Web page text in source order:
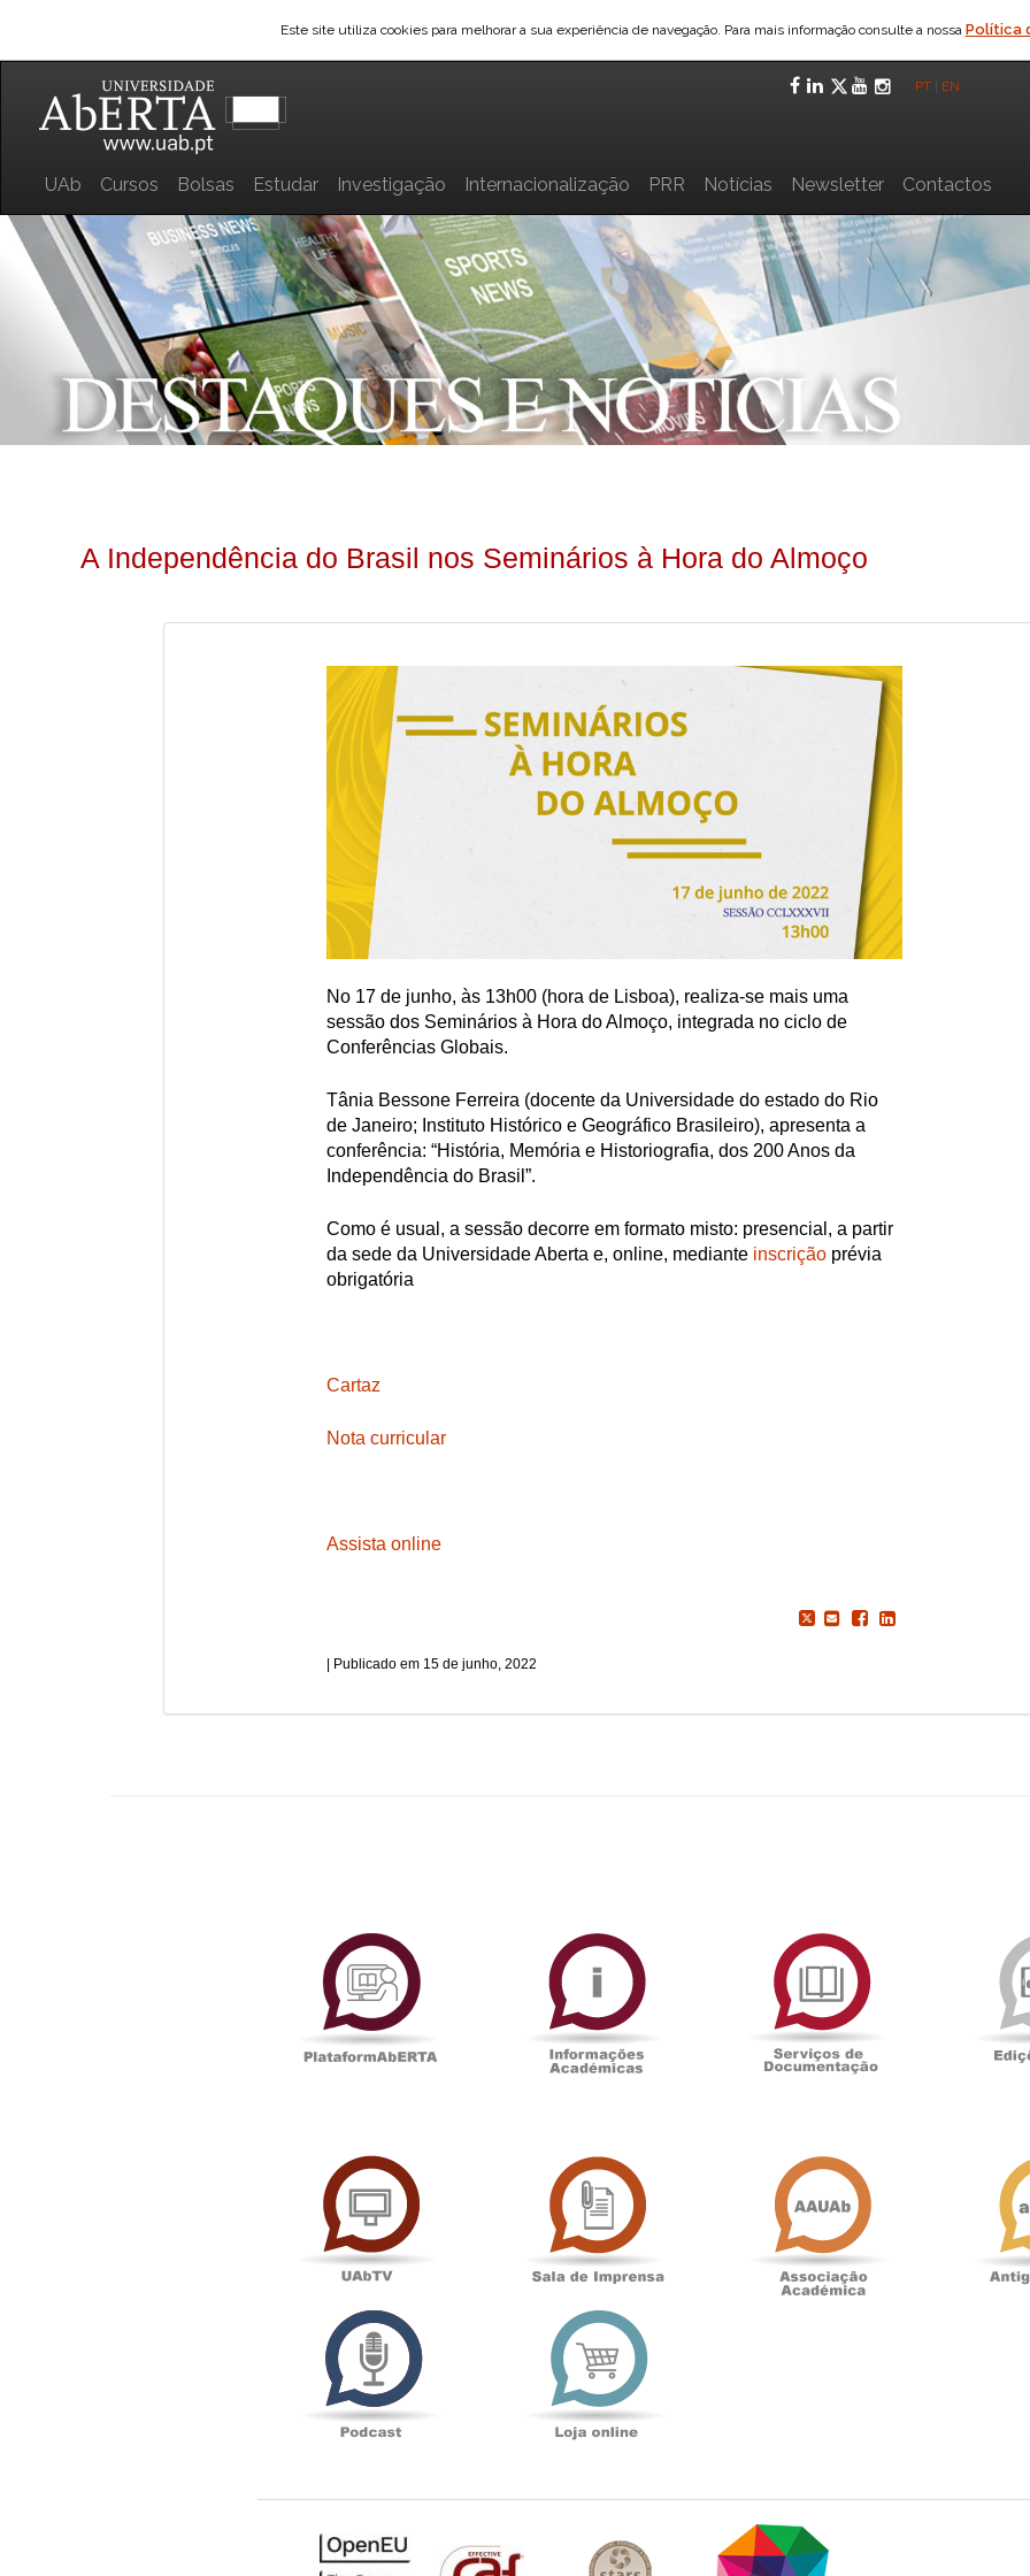
Este site utiliza cookies para melhorar a sua experiência de navegação. Para mais informação consulte a nossa Política
Facebook
LinkedIn
Twitter
YouTube
PT EN
UAb Cursos Bolsas Estudar Investigação Internacionalização PRR Notícias Newsletter Contactos
A Independência do Brasil nos Seminários à Hora do Almoço
No 17 de junho, às 13h00 (hora de Lisboa), realiza-se mais uma
sessão dos Seminários à Hora do Almoço, integrada no ciclo de
Conferências Globais.
Tânia Bessone Ferreira (docente da Universidade do estado do Rio
de Janeiro; Instituto Histórico e Geográfico Brasileiro), apresenta a
conferência: “História, Memória e Historiografia, dos 200 Anos da
Independência do Brasil”.
Como é usual, a sessão decorre em formato misto: presencial, a partir
da sede da Universidade Aberta e, online, mediante inscriçãoprévia
obrigatória
Cartaz
Nota curricular
Assista online
15 de junho, 2022
PlataformAberta
Académicas